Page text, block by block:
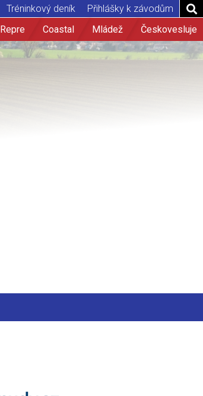
Tréninkový deník
Přihlášky k závodům
Repre Coastal Mládež Českovesluje